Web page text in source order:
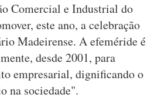
Comercial e Industrial do
este ano, a celebração
Madeirense. A efeméride é
desde 2001, para
empresarial, dignificando o
na sociedade".